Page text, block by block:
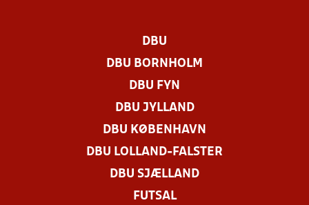
DBU
DBU BORNHOLM
DBU FYN
DBU JYLLAND
DBU KØBENHAVN
DBU LOLLAND-FALSTER
DBU SJÆLLAND
FUTSAL